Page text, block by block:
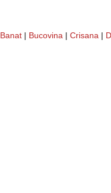
Banat | Bucovina | Crisana |